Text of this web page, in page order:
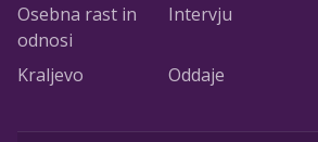
Osebna rast in
odnosi
Intervju
Kraljevo Oddaje